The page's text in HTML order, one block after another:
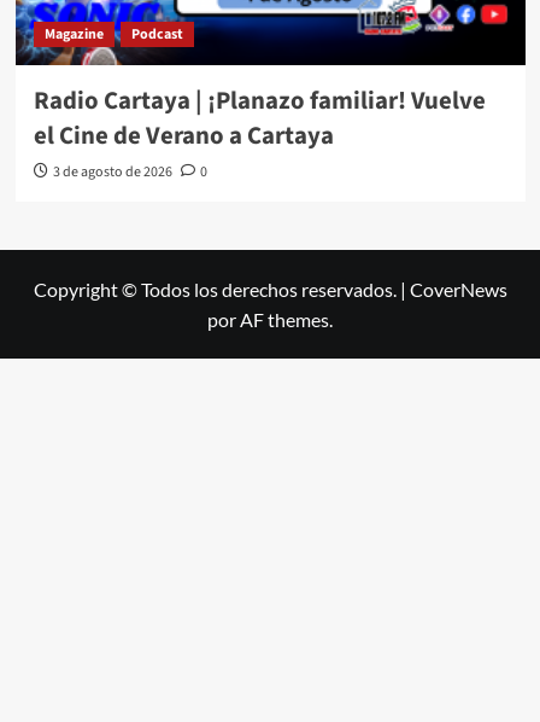
Magazine Podcast
Radio Cartaya | ¡Planazo familiar! Vuelve
el Cine de Verano a Cartaya
3 de agosto de 2026 0
Copyright © Todos los derechos reservados. | CoverNews
por AF themes.